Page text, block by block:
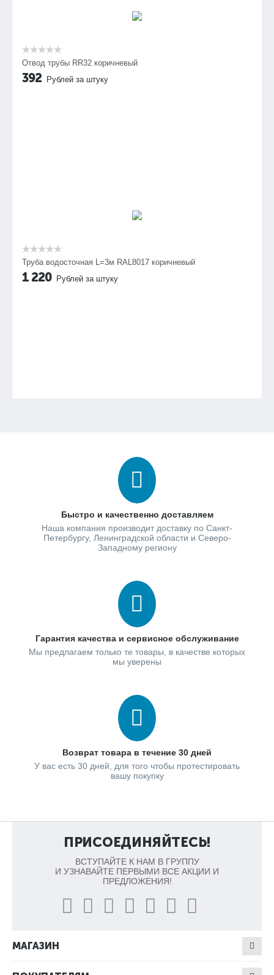
Отвод трубы RR32 коричневый
392 Рублей за штуку
Труба водосточная L=3м RAL8017 коричневый
1 220 Рублей за штуку
Быстро и качественно доставляем
Наша компания производит доставку по Санкт-
Петербургу, Ленинградской области и Северо-
Западному региону
Гарантия качества и сервисное обслуживание
Мы предлагаем только те товары, в качестве которых
мы уверены
Возврат товара в течение 30 дней
У вас есть 30 дней, для того чтобы протестировать
вашу покупку
ПРИСОЕДИНЯЙТЕСЬ!
ВСТУПАЙТЕ К НАМ В ГРУППУ
И УЗНАВАЙТЕ ПЕРВЫМИ ВСЕ АКЦИИ И
ПРЕДЛОЖЕНИЯ!
МАГАЗИН